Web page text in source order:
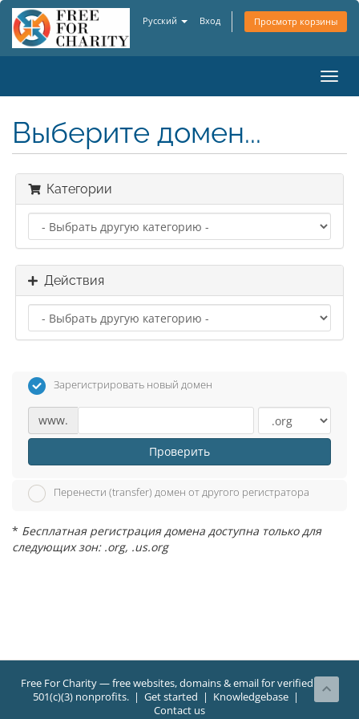
Русский Вход Просмотр корзины
Выберите домен...
Категории
Действия
Зарегистрировать новый домен
www.
Проверить
Перенести (transfer) домен от другого регистратора
* Бесплатная регистрация домена доступна только для
следующих зон: .org, .us.org
Free For Charity— free websites, domains & email for verified
501(c)(3) nonprofits. | Get started | Knowledgebase |
Contact us